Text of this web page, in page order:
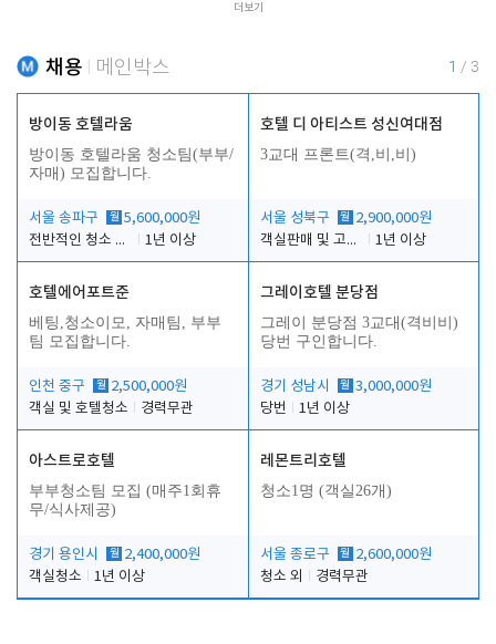
더보기
채용 메인박스 1 / 3
방이동 호텔라움
방이동 호텔라움 청소팀(부부/
자매) 모집합니다.
서울 송파구 월 5,600,000원
전반적인 청소 업무(객실청소.객실정리)
1년 이상
호텔 디 아티스트 성신여대점
3교대 프론트(격,비,비)
서울 성북구 월 2,900,000원
객실판매 및 고객응대
1년 이상
호텔에어포트준
베팅,청소이모, 자매팀, 부부
팀 모집합니다.
인천 중구 월 2,500,000원
객실 및 호텔청소
경력무관
그레이호텔 분당점
그레이 분당점 3교대(격비비)
당번 구인합니다.
경기 성남시 월 3,000,000원
당번
1년 이상
아스트로호텔
부부청소팀 모집 (매주1회휴
무/식사제공)
경기 용인시 월 2,400,000원
객실청소
1년 이상
레몬트리호텔
청소1명 (객실26개)
서울 종로구 월 2,600,000원
청소 외
경력무관